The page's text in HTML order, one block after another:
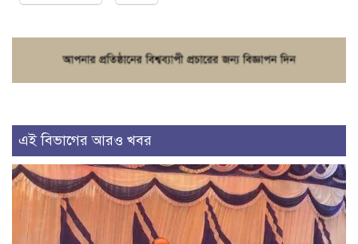
এই বিভাগের আরও খবর